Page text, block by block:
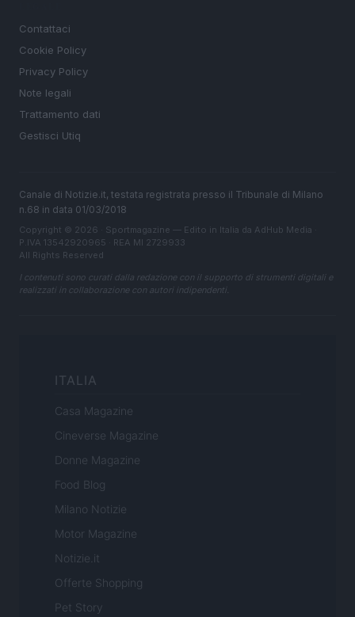
Contattaci
Cookie Policy
Privacy Policy
Note legali
Trattamento dati
Gestisci Utiq
Canale di Notizie.it, testata registrata presso il Tribunale di Milano
n.68 in data 01/03/2018
Copyright © 2026 · Sportmagazine — Edito in Italia da AdHub Media
P.IVA 13542920965 · REA MI 2729933
All Rights Reserved
I contenuti sono curati dalla redazione con il supporto di strumenti digitali e
realizzati in collaborazione con autori indipendenti.
ITALIA
Casa Magazine
Cineverse Magazine
Donne Magazine
Food Blog
Milano Notizie
Motor Magazine
Notizie.it
Offerte Shopping
Pet Story